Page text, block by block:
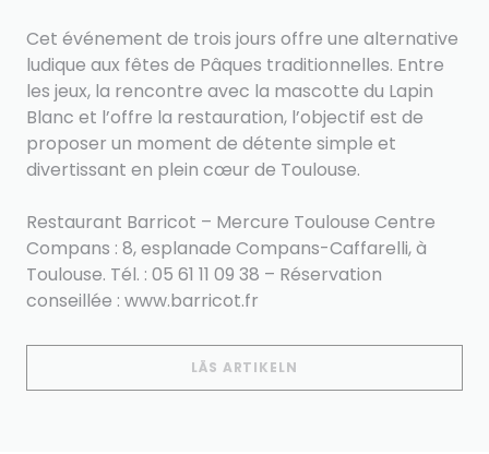
Cet événement de trois jours offre une alternative
ludique aux fêtes de Pâques traditionnelles. Entre
les jeux, la rencontre avec la mascotte du Lapin
Blanc et l’offre la restauration, l’objectif est de
proposer un moment de détente simple et
divertissant en plein cœur de Toulouse.
Restaurant Barricot – Mercure Toulouse Centre
Compans : 8, esplanade Compans-Caffarelli, à
Toulouse. Tél. : 05 61 11 09 38 – Réservation
conseillée : www.barricot.fr
LÄS ARTIKELN